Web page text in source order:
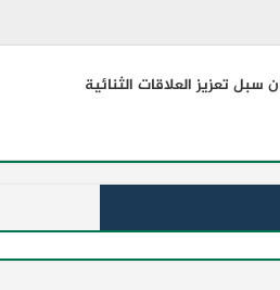
سبل تعزيز العلاقات الثنائية